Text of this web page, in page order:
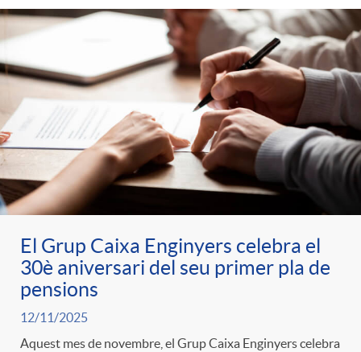
El Grup Caixa Enginyers celebra el
30è aniversari del seu primer pla de
pensions
12/11/2025
Aquest mes de novembre, el Grup Caixa Enginyers celebra